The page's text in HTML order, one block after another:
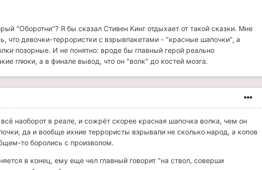
"Оборотни"? Я бы сказал Стивен Кинг отдыхает от такой сказки. Мне
что девочки-террористки с взрывпакетами - "красные шапочки", а
и позорные. И не понятно: вроде бы главный герой реально
глюки, а в финале вывод, что он "волк" до костей мозга.
наоборот в реале, и сожрёт скорее красная шапочка волка, чем он
да и вообще ихние террористы взрывали не сколько народ, а копов
то боролись с произволом.
в конец, ему еще чел главный говорит "на ствол, соверши